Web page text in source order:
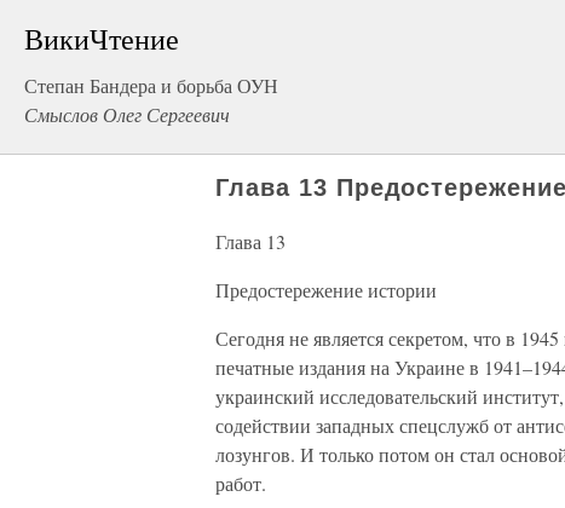
ВикиЧтение
Степан Бандера и борьба ОУН
Смыслов Олег Сергеевич
Глава 13
Глава 13
Предостережение истории
Сегодня не является секретом, что в
печатные издания на Украине в
украинский исследовательский
содействии западных спецслужб от
лозунгов. И только потом он стал
работ.